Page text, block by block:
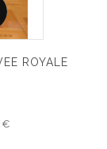
ROYALE